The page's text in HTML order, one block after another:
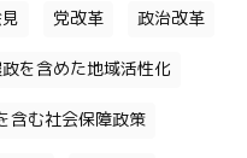
党改革 政治改革
を含めた地域活性化
含む社会保障政策